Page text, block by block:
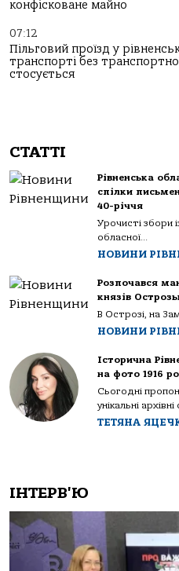
конфісковане майно
07:12
Пільговий проїзд у
транспорті без
стосується
СТАТТІ
Рівненська
спілки
40-річчя
Урочисті збори
обласної...
НОВИНИ
Розпочався
князів
В Острозі, на
НОВИНИ
Історична
на фото 1916
Сьогодні
унікальні
ТЕТЯНА
ІНТЕРВ'Ю